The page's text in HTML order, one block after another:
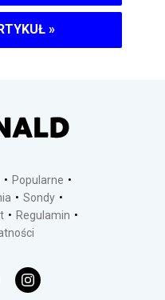
»
Popularne
Sondy
Regulamin